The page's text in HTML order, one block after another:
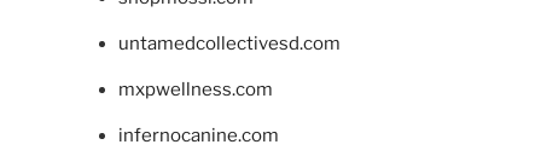
untamedcollectivesd.com
mxpwellness.com
infernocanine.com